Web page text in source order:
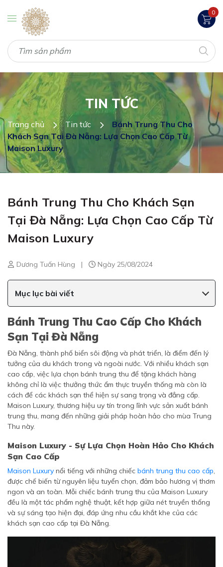
0
TIN TỨC
Trang chủ Tin tức
Bánh Trung Thu Cho
Khách Sạn Tại Đà Nẵng: Lựa Chọn Cao Cấp Từ
Maison Luxury
Bánh Trung Thu Cho Khách Sạn
Tại Đà Nẵng: Lựa Chọn Cao Cấp Từ
Maison Luxury
Dương Tuấn Hùng | Ngày 25/08/2024
Mục lục bài viết
Bánh Trung Thu Cao Cấp Cho Khách
Sạn Tại Đà Nẵng
Đà Nẵng, thành phố biển sôi động và phát triển, là điểm đến lý
tưởng của du khách trong và ngoài nước. Với nhiều khách sạn
cao cấp, việc lựa chọn bánh trung thu để tặng khách hàng
không chỉ là việc thưởng thức ẩm thực truyền thống mà còn là
cách để các khách sạn thể hiện sự sang trọng và đẳng cấp.
Maison Luxury, thương hiệu uy tín trong lĩnh vực sản xuất bánh
trung thu, mang đến những giải pháp hoàn hảo cho mùa Trung
Thu này.
Maison Luxury - Sự Lựa Chọn Hoàn Hảo Cho Khách
Sạn Cao Cấp
Maison Luxury nổi tiếng với những chiếc bánh trung thu cao cấp,
được chế biến từ nguyên liệu tuyển chọn, đảm bảo hương vị thơm
ngon và an toàn. Mỗi chiếc bánh trung thu của Maison Luxury
đều là một tác phẩm nghệ thuật, kết hợp giữa nét truyền thống
và sự sáng tạo hiện đại, đáp ứng nhu cầu khắt khe của các
khách sạn cao cấp tại Đà Nẵng.